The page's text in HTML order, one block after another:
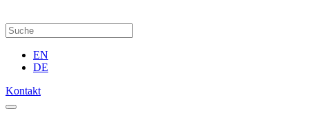
EN
DE
Kontakt